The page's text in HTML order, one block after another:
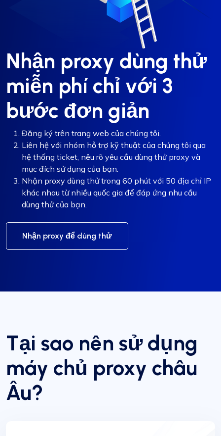
Nhận proxy dùng thử
miễn phí chỉ với 3
bước đơn giản
Đăng ký trên trang web của chúng tôi.
Liên hệ với nhóm hỗ trợ kỹ thuật của chúng tôi qua
hệ thống ticket, nêu rõ yêu cầu dùng thử proxy và
mục đích sử dụng của bạn.
Nhận proxy dùng thử trong 60 phút với 50 địa chỉ IP
khác nhau từ nhiều quốc gia để đáp ứng nhu cầu
dùng thử của bạn.
Nhận proxy để dùng thử
Tại sao nên sử dụng
máy chủ proxy châu
Âu?